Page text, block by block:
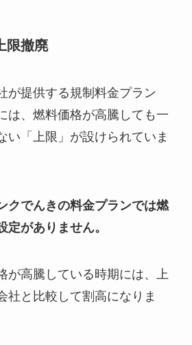
限撤廃
が提供する規制料金プラン
は、燃料価格が高騰しても一
い「上限」が設けられていま
クでんきの料金プランでは燃
定がありません。
が高騰している時期には、上
社と比較して割高になりま